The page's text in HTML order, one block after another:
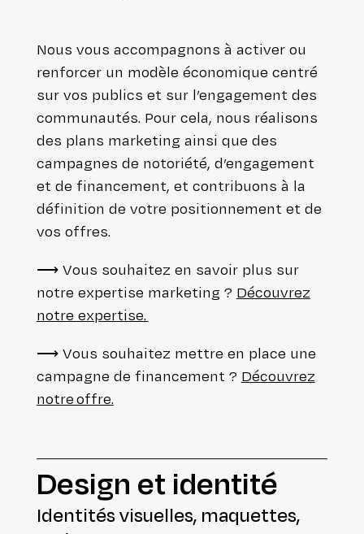
Nous vous accom­pa­gnons à activer ou
renforcer un modèle éco­no­mique centré
sur vos publics et sur l’en­ga­ge­ment des
com­mu­nau­tés. Pour cela, nous réalisons
des plans marketing ainsi que des
campagnes de notoriété, d’engagement
et de finan­ce­ment, et contri­buons à la
défi­ni­tion de votre posi­tion­ne­ment et de
vos offres.
⟶ Vous souhaitez en savoir plus sur
notre expertise marketing ? Découvrez
notre expertise.
⟶ Vous souhaitez mettre en place une
campagne de finan­ce­ment ? Découvrez
notre offre.
Design et identité
Identités visuelles, maquettes,